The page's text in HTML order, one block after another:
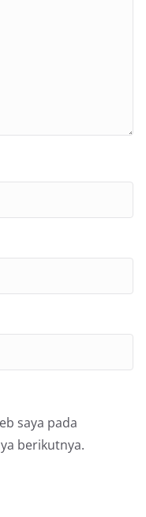
saya pada
berikutnya.